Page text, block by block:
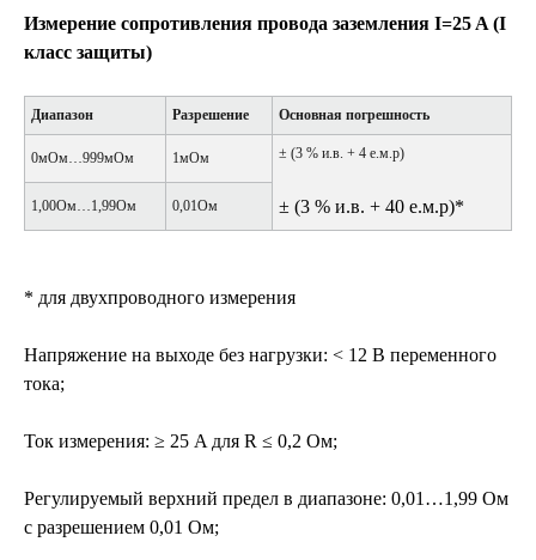
Измерение сопротивления провода заземления I=25 A (I
класс защиты)
Диапазон Разрешение Основная погрешность
0мОм…999мОм 1мОм ± (3 % и.в. + 4 е.м.р)
± (3 % и.в. + 40 е.м.р)*
1,00Ом…1,99Ом 0,01Ом
* для двухпроводного измерения
Напряжение на выходе без нагрузки: < 12 В переменного
тока;
Ток измерения: ≥ 25 A для R ≤ 0,2 Ом;
Регулируемый верхний предел в диапазоне: 0,01…1,99 Ом
с разрешением 0,01 Ом;